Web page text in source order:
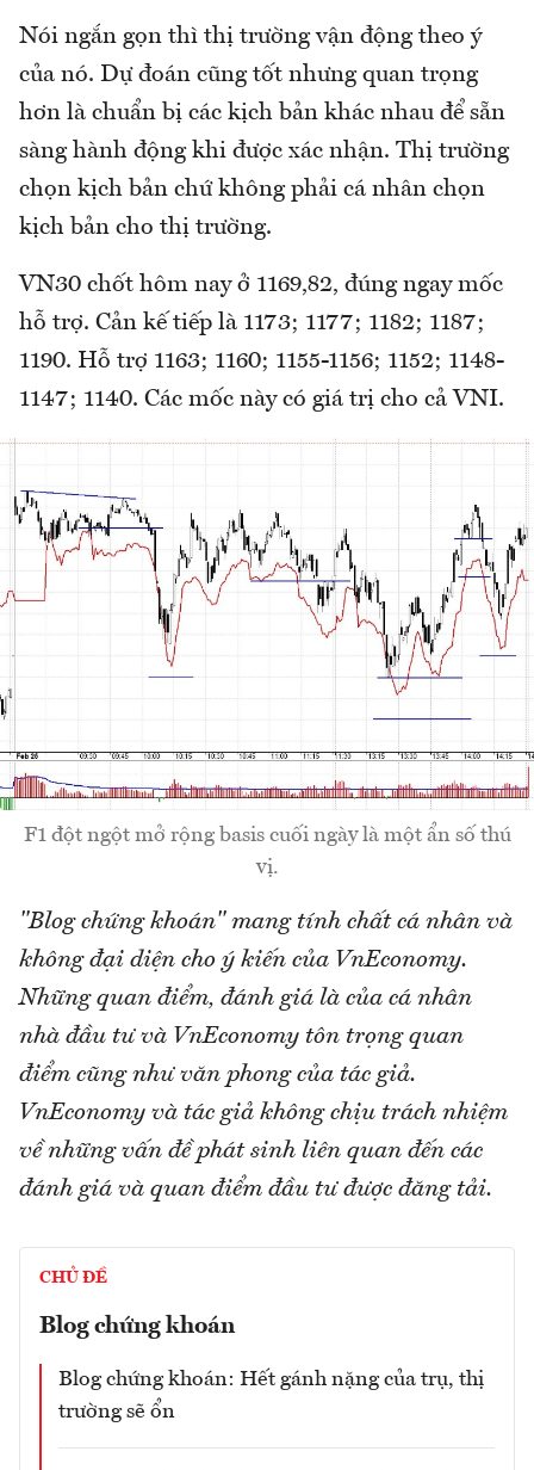
Nói ngắn gọn thì thị trường vận động theo ý
của nó. Dự đoán cũng tốt nhưng quan trọng
hơn là chuẩn bị các kịch bản khác nhau để sẵn
sàng hành động khi được xác nhận. Thị trường
chọn kịch bản chứ không phải cá nhân chọn
kịch bản cho thị trường.
VN30 chốt hôm nay ở 1169,82, đúng ngay mốc
hỗ trợ. Cản kế tiếp là 1173; 1177; 1182; 1187;
1190. Hỗ trợ 1163; 1160; 1155-1156; 1152; 1148-
1147; 1140. Các mốc này có giá trị cho cả VNI.
F1 đột ngột mở rộng basis cuối ngày là một ẩn số thú
vị.
"Blog chứng khoán" mang tính chất cá nhân và
không đại diện cho ý kiến của VnEconomy.
Những quan điểm, đánh giá là của cá nhân
nhà đầu tư và VnEconomy tôn trọng quan
điểm cũng như văn phong của tác giả.
VnEconomy và tác giả không chịu trách nhiệm
về những vấn đề phát sinh liên quan đến các
đánh giá và quan điểm đầu tư được đăng tải.
CHỦ ĐỀ
Blog chứng khoán
Blog chứng khoán: Hết gánh nặng của trụ, thị
trường sẽ ổn